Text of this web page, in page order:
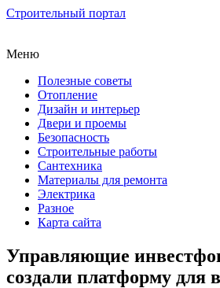
Строительный портал
Меню
Полезные советы
Отопление
Дизайн и интерьер
Двери и проемы
Безопасность
Строительные работы
Сантехника
Материалы для ремонта
Электрика
Разное
Карта сайта
Управляющие
создали платформу для